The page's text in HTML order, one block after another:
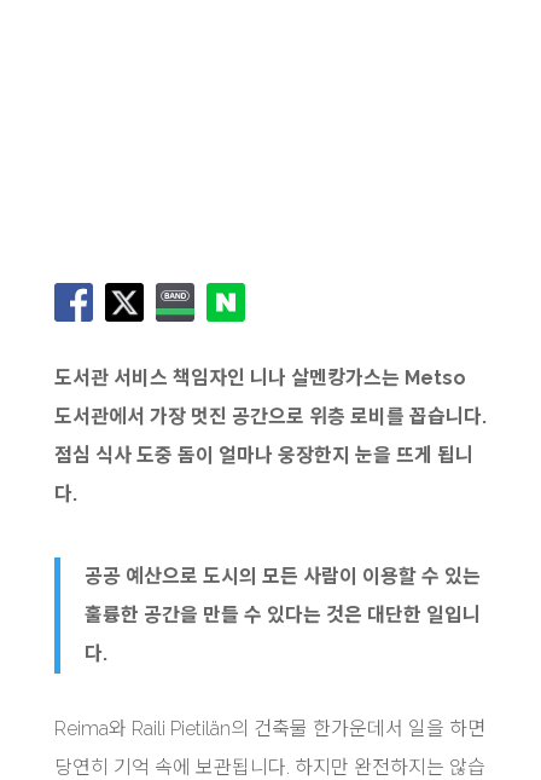
도서관 서비스 책임자인 니나 살멘캉가스는 Metso
도서관에서 가장 멋진 공간으로 위층 로비를 꼽습니다.
점심 식사 도중 돔이 얼마나 웅장한지 눈을 뜨게 됩니
다.
공공 예산으로 도시의 모든 사람이 이용할 수 있는
훌륭한 공간을 만들 수 있다는 것은 대단한 일입니
다.
Reima와 Raili Pietilän의 건축물 한가운데서 일을 하면
당연히 기억 속에 보관됩니다. 하지만 완전하지는 않습